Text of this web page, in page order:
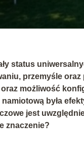
status
przemyśle
możliwość
była
jest
znaczenie?